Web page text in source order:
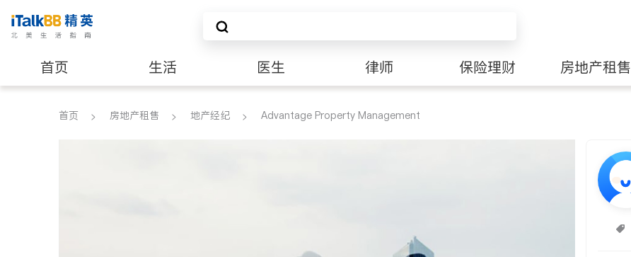
首页 生活 医生 律师 保险理财 房地产租售
养老 非盈利组织
首页 房地产租售 地产经纪 Advantage Property Management